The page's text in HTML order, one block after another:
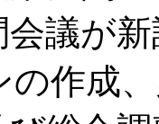
会議が
の作成